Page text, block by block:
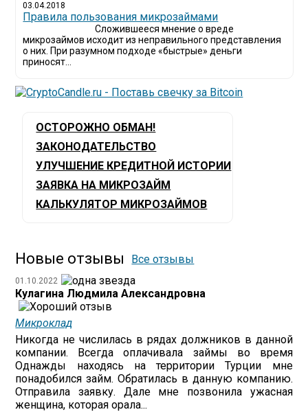
03.04.2018
​Правила пользования микрозаймами
Сложившееся мнение о вреде
микрозаймов исходит из неправильного представления
о них. При разумном подходе «быстрые» деньги
приносят...
ОСТОРОЖНО ОБМАН!
ЗАКОНОДАТЕЛЬСТВО
УЛУЧШЕНИЕ КРЕДИТНОЙ ИСТОРИИ
ЗАЯВКА НА МИКРОЗАЙМ
КАЛЬКУЛЯТОР МИКРОЗАЙМОВ
Новые отзывы Все отзывы
01.10.2022
Кулагина Людмила Александровна
Микроклад
Никогда не числилась в рядах должников в данной
компании. Всегда оплачивала займы во время
Однажды находясь на территории Турции мне
понадобился займ. Обратилась в данную компанию.
Отправила заявку. Дале мне позвонила ужасная
женщина, которая орала...